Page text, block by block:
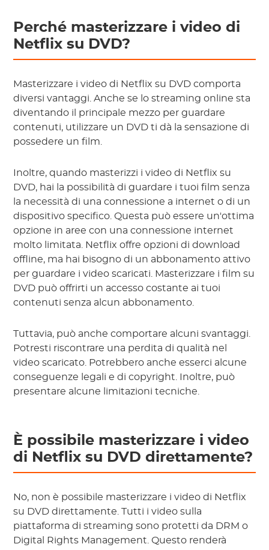
Perché masterizzare i video di
Netflix su DVD?
Masterizzare i video di Netflix su DVD comporta
diversi vantaggi. Anche se lo streaming online sta
diventando il principale mezzo per guardare
contenuti, utilizzare un DVD ti dà la sensazione di
possedere un film.
Inoltre, quando masterizzi i video di Netflix su
DVD, hai la possibilità di guardare i tuoi film senza
la necessità di una connessione a internet o di un
dispositivo specifico. Questa può essere un'ottima
opzione in aree con una connessione internet
molto limitata. Netflix offre opzioni di download
offline, ma hai bisogno di un abbonamento attivo
per guardare i video scaricati. Masterizzare i film su
DVD può offrirti un accesso costante ai tuoi
contenuti senza alcun abbonamento.
Tuttavia, può anche comportare alcuni svantaggi.
Potresti riscontrare una perdita di qualità nel
video scaricato. Potrebbero anche esserci alcune
conseguenze legali e di copyright. Inoltre, può
presentare alcune limitazioni tecniche.
È possibile masterizzare i video
di Netflix su DVD direttamente?
No, non è possibile masterizzare i video di Netflix
su DVD direttamente. Tutti i video sulla
piattaforma di streaming sono protetti da DRM o
Digital Rights Management. Questo renderà